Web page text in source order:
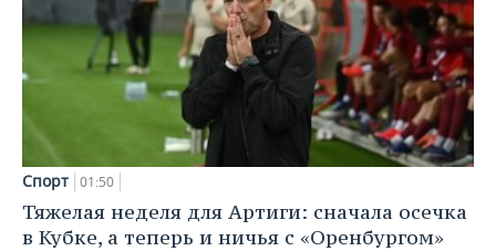
Спорт 01:50
Тяжелая неделя для Артиги: сначала осечка
в Кубке, а теперь и ничья с «Оренбургом»